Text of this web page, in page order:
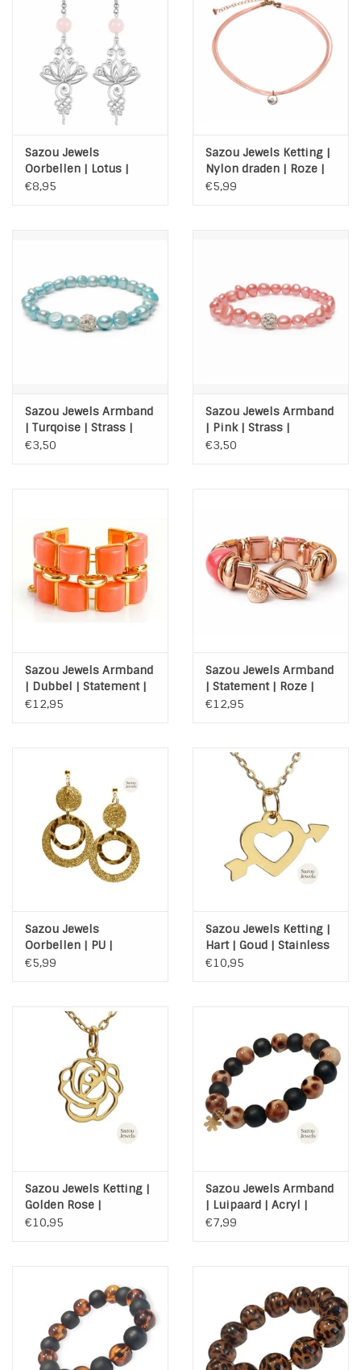
Sazou Jewels
Oorbellen | Lotus |
Steel | Silver | Agaat
€8,95
Sazou Jewels Ketting |
Nylon draden | Roze |
Kristal hanger
€5,99
Sazou Jewels Armband
| Turqoise | Strass |
Elastisch | Zoet
€3,50
Sazou Jewels Armband
| Pink | Strass |
Elastisch | Zoet
€3,50
Sazou Jewels Armband
| Dubbel | Statement |
Zacht Koraal | Goud
€12,95
Sazou Jewels Armband
| Statement | Roze |
Zalm | Goud
€12,95
Sazou Jewels
Oorbellen | PU |
Glitters | Luipaard |
€5,99
Sazou Jewels Ketting |
Hart | Goud | Stainless
Steel | met kaart
€10,95
Sazou Jewels Ketting |
Golden Rose |
Stainless Steel | met
€10,95
Sazou Jewels Armband
| Luipaard | Acryl |
Hematiet | Steel
€7,99